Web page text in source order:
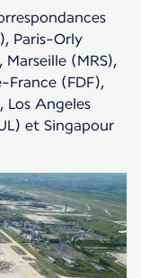
Paris-Orly
Marseille (MRS),
France (FDF),
Angeles
et Singapour